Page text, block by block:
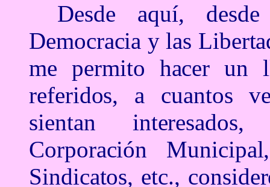
Desde aquí,
Democracia y las
me permito hacer un
referidos, a cuantos
sientan
Corporación
Sindicatos, etc.,